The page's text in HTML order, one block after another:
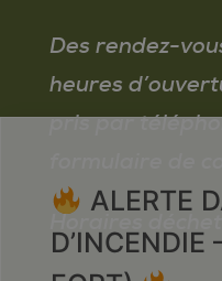
Des rendez-
heures
pris par
Horaires
ALERTE